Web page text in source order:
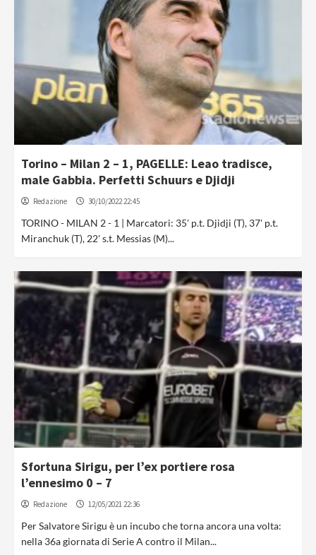
Torino – Milan 2 – 1, PAGELLE: Leao tradisce,
male Gabbia. Perfetti Schuurs e Djidji
Redazione 30/10/2022 22:45
TORINO - MILAN 2 - 1 | Marcatori: 35' p.t. Djidji (T), 37' p.t.
Miranchuk (T), 22' s.t. Messias (M)...
Sfortuna Sirigu, per l’ex portiere rosa
l’ennesimo 0 – 7
Redazione 12/05/2021 22:36
Per Salvatore Sirigu è un incubo che torna ancora una volta:
nella 36a giornata di Serie A contro il Milan...